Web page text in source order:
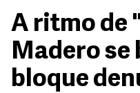
A ritmo de
Madero se
bloque